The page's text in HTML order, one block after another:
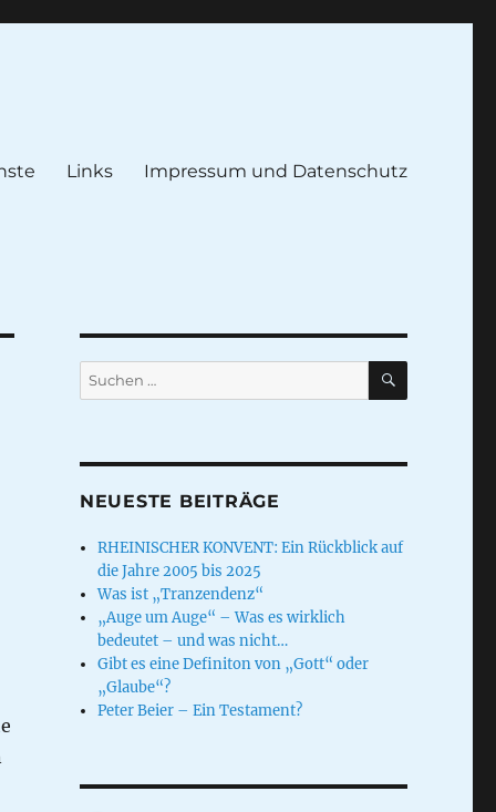
Links Impressum und Datenschutz
Suche
nach:
SUCHEN
NEUESTE BEITRÄGE
RHEINISCHER KONVENT: Ein Rückblick auf
die Jahre 2005 bis 2025
Was ist „Tranzendenz“
„Auge um Auge“ – Was es wirklich
bedeutet – und was nicht…
Gibt es eine Definiton von „Gott“ oder
„Glaube“?
Peter Beier – Ein Testament?